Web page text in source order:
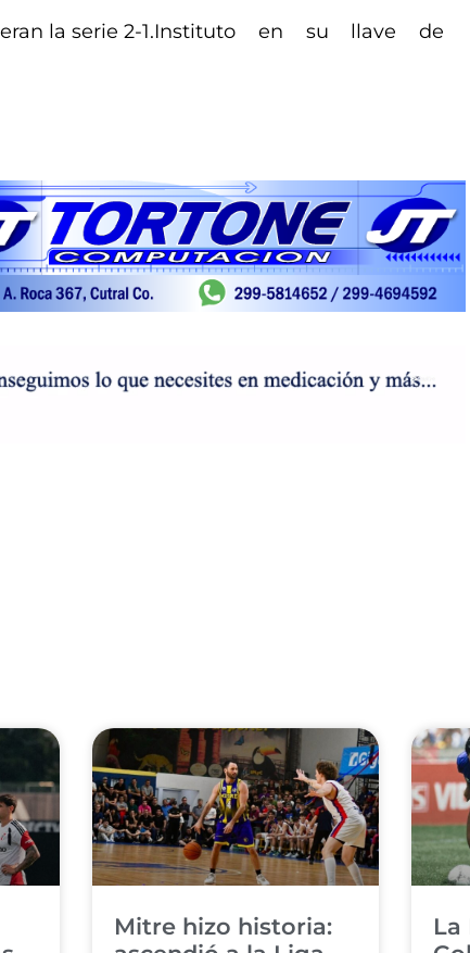
Instituto en su llave de
​Mitre hizo historia:
​La